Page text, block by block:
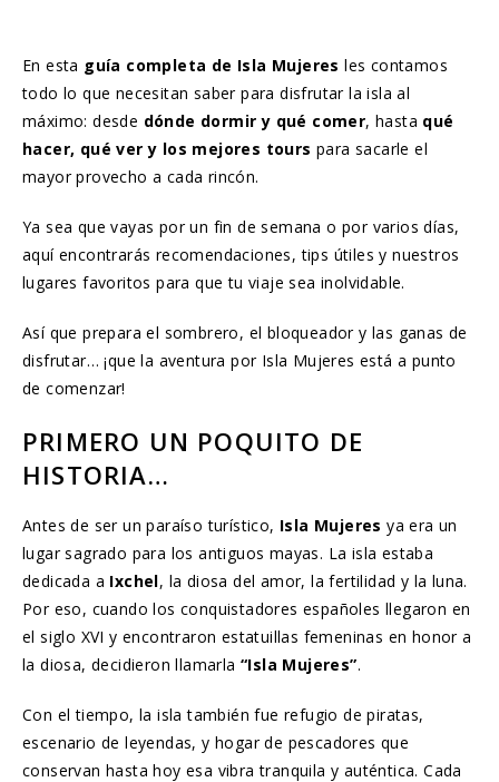
En esta guía completa de Isla Mujeres les contamos
todo lo que necesitan saber para disfrutar la isla al
máximo: desde dónde dormir y qué comer, hasta qué
hacer, qué ver y los mejores tours para sacarle el
mayor provecho a cada rincón.
Ya sea que vayas por un fin de semana o por varios días,
aquí encontrarás recomendaciones, tips útiles y nuestros
lugares favoritos para que tu viaje sea inolvidable.
Así que prepara el sombrero, el bloqueador y las ganas de
disfrutar… ¡que la aventura por Isla Mujeres está a punto
de comenzar!
PRIMERO UN POQUITO DE
HISTORIA…
Antes de ser un paraíso turístico, Isla Mujeres ya era un
lugar sagrado para los antiguos mayas. La isla estaba
dedicada a Ixchel, la diosa del amor, la fertilidad y la luna.
Por eso, cuando los conquistadores españoles llegaron en
el siglo XVI y encontraron estatuillas femeninas en honor a
la diosa, decidieron llamarla “Isla Mujeres”.
Con el tiempo, la isla también fue refugio de piratas,
escenario de leyendas, y hogar de pescadores que
conservan hasta hoy esa vibra tranquila y auténtica. Cada